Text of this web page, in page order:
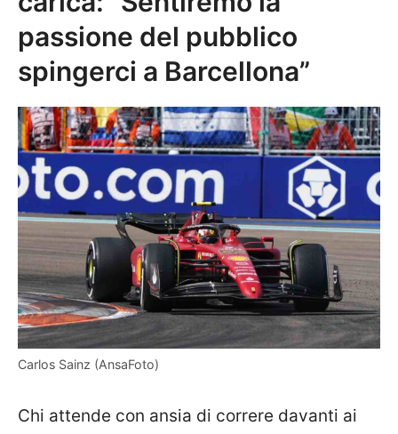
passione del pubblico
spingerci a Barcellona”
Carlos Sainz (AnsaFoto)
Chi attende con ansia di correre davanti ai